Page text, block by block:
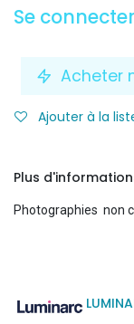
Se connecter
Acheter
Ajouter à la
Plus
Photographies non